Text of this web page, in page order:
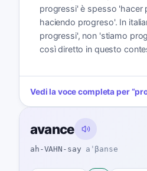
progressi' è spesso 'hacer
haciendo progreso'. In
progressi', non 'stiamo
così diretto in questo
Vedi la voce completa per“
avance
ah-VAHN-say aˈβanse